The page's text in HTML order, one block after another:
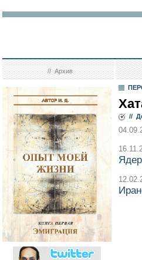
//Архив
//